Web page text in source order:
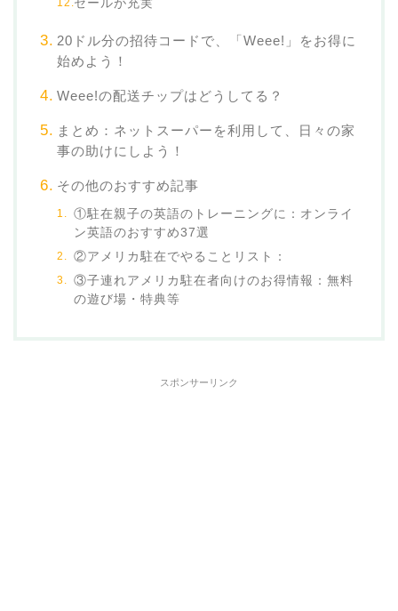
セールが充実
20ドル分の招待コードで、「Weee!」をお得に
始めよう！
Weee!の配送チップはどうしてる？
まとめ：ネットスーパーを利用して、日々の家
事の助けにしよう！
その他のおすすめ記事
①駐在親子の英語のトレーニングに：オンライ
ン英語のおすすめ37選
②アメリカ駐在でやることリスト：
③子連れアメリカ駐在者向けのお得情報：無料
の遊び場・特典等
スポンサーリンク